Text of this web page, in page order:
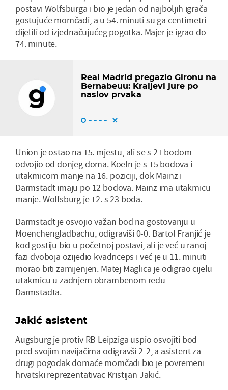
postavi Wolfsburga i bio je jedan od najboljih igrača
gostujuće momčadi, a u 54. minuti su ga centimetri
dijelili od izjednačujućeg pogotka. Majer je igrao do
74. minute.
Real Madrid pregazio Gironu na
Bernabeuu: Kraljevi jure po
naslov prvaka
Union je ostao na 15. mjestu, ali se s 21 bodom
odvojio od donjeg doma. Koeln je s 15 bodova i
utakmicom manje na 16. poziciji, dok Mainz i
Darmstadt imaju po 12 bodova. Mainz ima utakmicu
manje. Wolfsburg je 12. s 23 boda.
Darmstadt je osvojio važan bod na gostovanju u
Moenchengladbachu, odigraviši 0-0. Bartol Franjić je
kod gostiju bio u početnoj postavi, ali je već u ranoj
fazi dvoboja ozijedio kvadriceps i već je u 11. minuti
morao biti zamijenjen. Matej Maglica je odigrao cijelu
utakmicu u zadnjem obrambenom redu
Darmstadta.
Jakić asistent
Augsburg je protiv RB Leipziga uspio osvojiti bod
pred svojim navijačima odigravši 2-2, a asistent za
drugi pogodak domaće momčadi bio je povremeni
hrvatski reprezentativac Kristijan Jakić.